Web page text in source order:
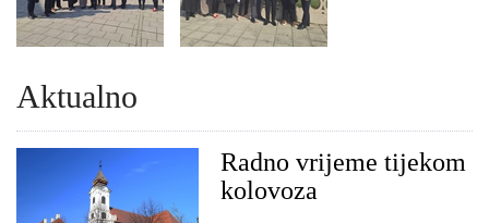
Aktualno
Radno vrijeme tijekom
kolovoza